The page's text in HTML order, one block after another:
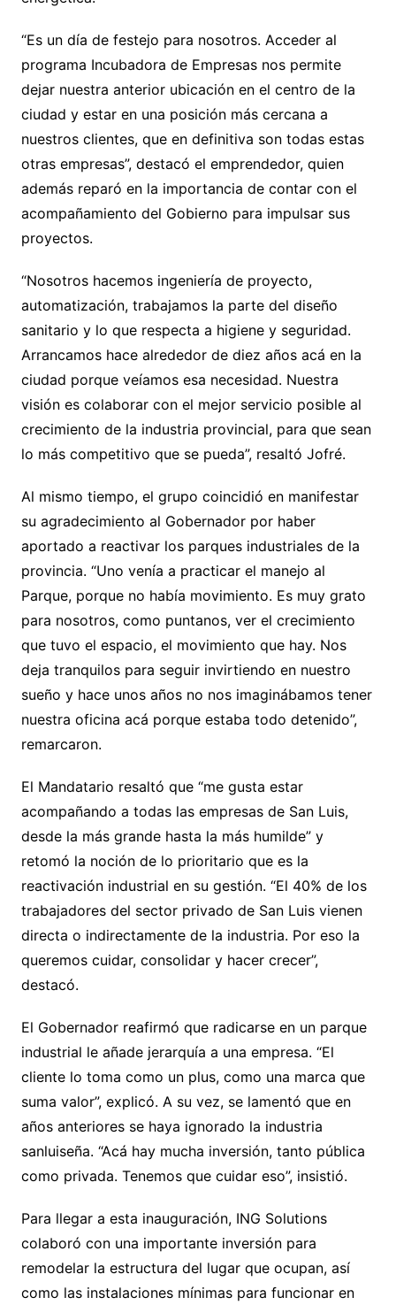
“Es un día de festejo para nosotros. Acceder al
programa Incubadora de Empresas nos permite
dejar nuestra anterior ubicación en el centro de la
ciudad y estar en una posición más cercana a
nuestros clientes, que en definitiva son todas estas
otras empresas”, destacó el emprendedor, quien
además reparó en la importancia de contar con el
acompañamiento del Gobierno para impulsar sus
proyectos.
“Nosotros hacemos ingeniería de proyecto,
automatización, trabajamos la parte del diseño
sanitario y lo que respecta a higiene y seguridad.
Arrancamos hace alrededor de diez años acá en la
ciudad porque veíamos esa necesidad. Nuestra
visión es colaborar con el mejor servicio posible al
crecimiento de la industria provincial, para que sean
lo más competitivo que se pueda”, resaltó Jofré.
Al mismo tiempo, el grupo coincidió en manifestar
su agradecimiento al Gobernador por haber
aportado a reactivar los parques industriales de la
provincia. “Uno venía a practicar el manejo al
Parque, porque no había movimiento. Es muy grato
para nosotros, como puntanos, ver el crecimiento
que tuvo el espacio, el movimiento que hay. Nos
deja tranquilos para seguir invirtiendo en nuestro
sueño y hace unos años no nos imaginábamos tener
nuestra oficina acá porque estaba todo detenido”,
remarcaron.
El Mandatario resaltó que “me gusta estar
acompañando a todas las empresas de San Luis,
desde la más grande hasta la más humilde” y
retomó la noción de lo prioritario que es la
reactivación industrial en su gestión. “El 40% de los
trabajadores del sector privado de San Luis vienen
directa o indirectamente de la industria. Por eso la
queremos cuidar, consolidar y hacer crecer”,
destacó.
El Gobernador reafirmó que radicarse en un parque
industrial le añade jerarquía a una empresa. “El
cliente lo toma como un plus, como una marca que
suma valor”, explicó. A su vez, se lamentó que en
años anteriores se haya ignorado la industria
sanluiseña. “Acá hay mucha inversión, tanto pública
como privada. Tenemos que cuidar eso”, insistió.
Para llegar a esta inauguración, ING Solutions
colaboró con una importante inversión para
remodelar la estructura del lugar que ocupan, así
como las instalaciones mínimas para funcionar en